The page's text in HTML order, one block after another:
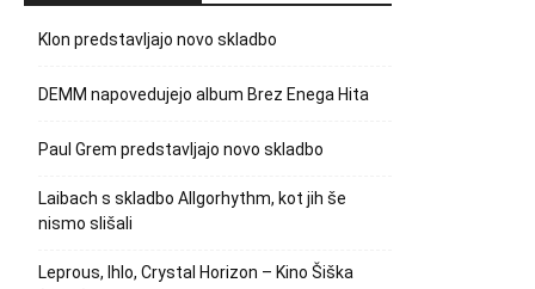
Klon predstavljajo novo skladbo
DEMM napovedujejo album Brez Enega Hita
Paul Grem predstavljajo novo skladbo
Laibach s skladbo Allgorhythm, kot jih še
nismo slišali
Leprous, Ihlo, Crystal Horizon – Kino Šiška